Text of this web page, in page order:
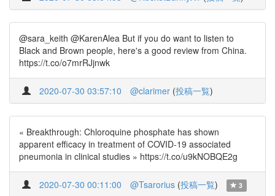
@sara_keith @KarenAlea But if you do want to listen to
Black and Brown people, here's a good review from China.
https://t.co/o7mrRJjnwk
2020-07-30 03:57:10 @clarimer (投稿一覧)
« Breakthrough: Chloroquine phosphate has shown
apparent efficacy in treatment of COVID-19 associated
pneumonia in clinical studies » https://t.co/u9kNOBQE2g
2020-07-30 00:11:00 @Tsarorius (投稿一覧) 3